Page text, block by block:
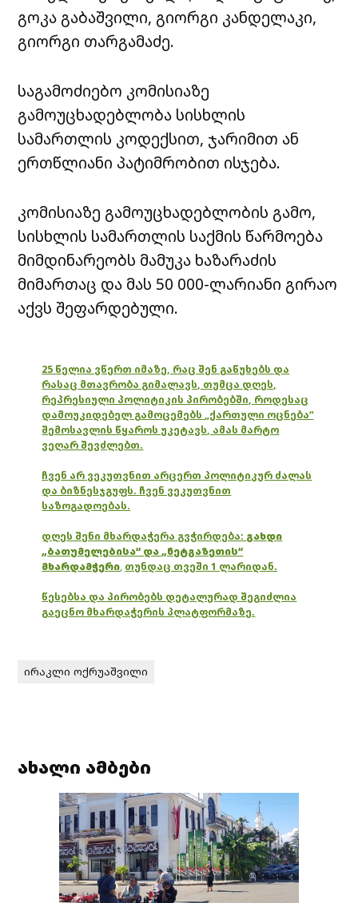
გოკა გაბაშვილი, გიორგი კანდელაკი,
გიორგი თარგამაძე.
საგამოძიებო კომისიაზე
გამოუცხადებლობა სისხლის
სამართლის კოდექსით, ჯარიმით ან
ერთწლიანი პატიმრობით ისჯება.
კომისიაზე გამოუცხადებლობის გამო,
სისხლის სამართლის საქმის წარმოება
მიმდინარეობს მამუკა ხაზარაძის
მიმართაც და მას 50 000-ლარიანი გირაო
აქვს შეფარდებული.
25 წელია ვწერთ იმაზე, რაც შენ გაწუხებს და
რასაც მთავრობა გიმალავს, თუმცა დღეს,
რეპრესიული პოლიტიკის პირობებში, როდესაც
დამოუკიდებელ გამოცემებს „ქართული ოცნება“
შემოსავლის წყაროს უკეტავს, ამას მარტო
ვეღარ შევძლებთ.
ჩვენ არ ვეკუთვნით არცერთ პოლიტიკურ ძალას
და ბიზნესჯგუფს. ჩვენ ვეკუთვნით
საზოგადოებას.
დღეს შენი მხარდაჭერა გვჭირდება: გახდი
„ბათუმელებისა“ და „ნეტგაზეთის“
მხარდამჭერი, თუნდაც თვეში 1 ლარიდან.
წესებსა და პირობებს დეტალურად შეგიძლია
გაეცნო მხარდაჭერის პლატფორმაზე.
ირაკლი ოქრუაშვილი
ახალი ამბები